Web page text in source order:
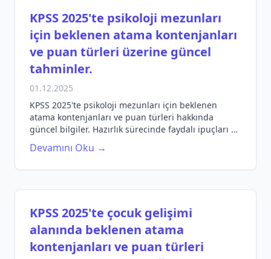
KPSS 2025'te psikoloji mezunları
için beklenen atama kontenjanları
ve puan türleri üzerine güncel
tahminler.
01.12.2025
KPSS 2025'te psikoloji mezunları için beklenen
atama kontenjanları ve puan türleri hakkında
güncel bilgiler. Hazırlık sürecinde faydalı ipuçları ve
stratejiler.
Devamını Oku →
KPSS 2025'te çocuk gelişimi
alanında beklenen atama
kontenjanları ve puan türleri